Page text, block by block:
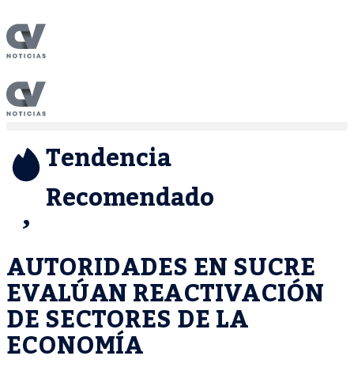
Tendencia
Recomendado
AUTORIDADES EN SUCRE
EVALÚAN REACTIVACIÓN
DE SECTORES DE LA
ECONOMÍA